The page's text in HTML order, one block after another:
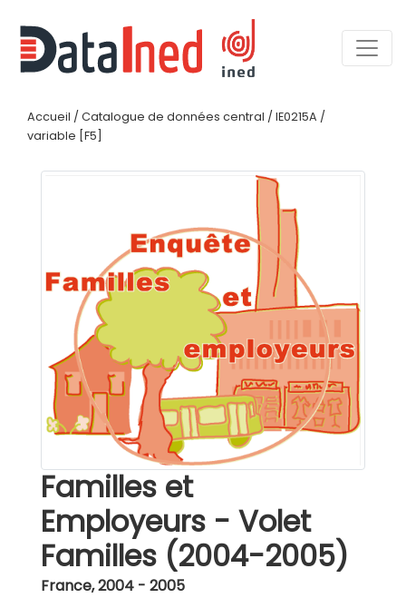
Accueil / Catalogue de données central / IE0215A /
variable [F5]
Familles et
Employeurs - Volet
Familles (2004-2005)
France,2004 - 2005